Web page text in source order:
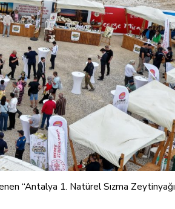
“Antalya 1. Natürel Sızma Zeytinyağı